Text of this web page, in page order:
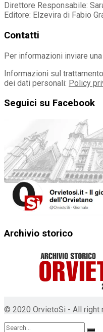
Direttore Responsabile:
Editore: Elzevira di Fabio
Contatti
Per informazioni inviare
Informazioni sul trattamento
dei dati personali: Policy
Seguici su Facebook
Archivio storico
© 2020 OrvietoSi - All right